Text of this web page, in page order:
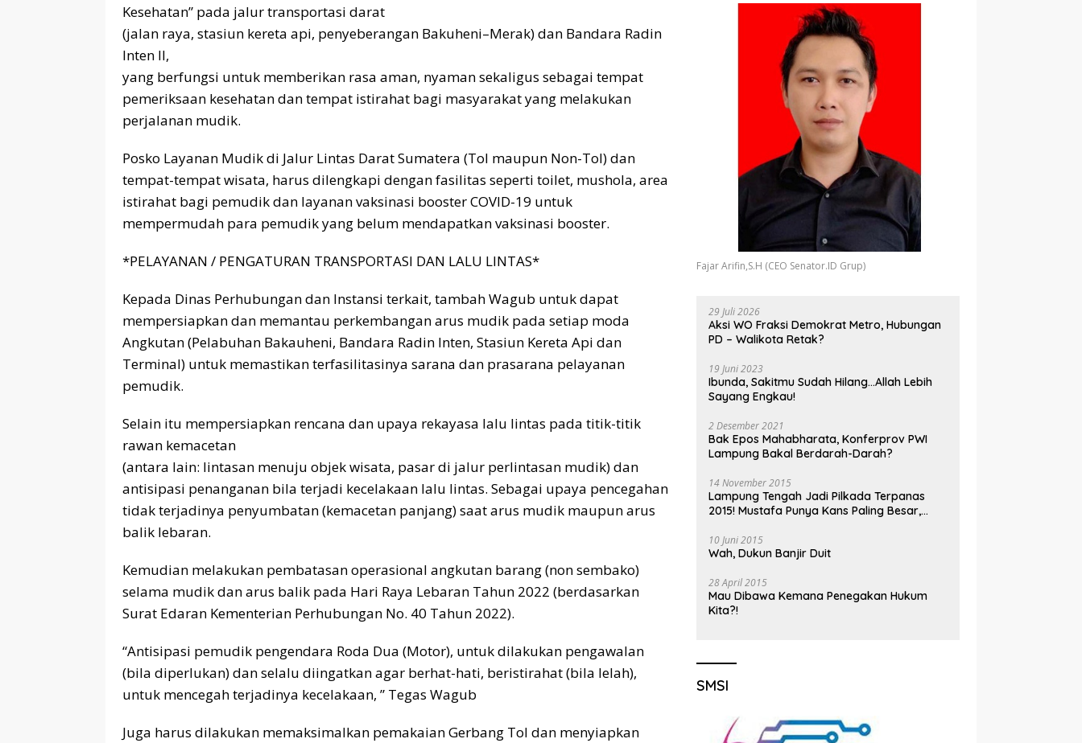
Kesehatan” pada jalur transportasi darat
(jalan raya, stasiun kereta api, penyeberangan Bakuheni–Merak) dan Bandara Radin
Inten II,
yang berfungsi untuk memberikan rasa aman, nyaman sekaligus sebagai tempat
pemeriksaan kesehatan dan tempat istirahat bagi masyarakat yang melakukan
perjalanan mudik.
Posko Layanan Mudik di Jalur Lintas Darat Sumatera (Tol maupun Non-Tol) dan
tempat-tempat wisata, harus dilengkapi dengan fasilitas seperti toilet, mushola, area
istirahat bagi pemudik dan layanan vaksinasi booster COVID-19 untuk
mempermudah para pemudik yang belum mendapatkan vaksinasi booster.
*PELAYANAN / PENGATURAN TRANSPORTASI DAN LALU LINTAS*
Kepada Dinas Perhubungan dan Instansi terkait, tambah Wagub untuk dapat
mempersiapkan dan memantau perkembangan arus mudik pada setiap moda
Angkutan (Pelabuhan Bakauheni, Bandara Radin Inten, Stasiun Kereta Api dan
Terminal) untuk memastikan terfasilitasinya sarana dan prasarana pelayanan
pemudik.
Selain itu mempersiapkan rencana dan upaya rekayasa lalu lintas pada titik-titik
rawan kemacetan
(antara lain: lintasan menuju objek wisata, pasar di jalur perlintasan mudik) dan
antisipasi penanganan bila terjadi kecelakaan lalu lintas. Sebagai upaya pencegahan
tidak terjadinya penyumbatan (kemacetan panjang) saat arus mudik maupun arus
balik lebaran.
Kemudian melakukan pembatasan operasional angkutan barang (non sembako)
selama mudik dan arus balik pada Hari Raya Lebaran Tahun 2022 (berdasarkan
Surat Edaran Kementerian Perhubungan No. 40 Tahun 2022).
“Antisipasi pemudik pengendara Roda Dua (Motor), untuk dilakukan pengawalan
(bila diperlukan) dan selalu diingatkan agar berhat-hati, beristirahat (bila lelah),
untuk mencegah terjadinya kecelakaan, ” Tegas Wagub
Juga harus dilakukan memaksimalkan pemakaian Gerbang Tol dan menyiapkan
Fajar Arifin,S.H (CEO Senator.ID Grup)
29 Juli 2026
Aksi WO Fraksi Demokrat Metro, Hubungan
PD – Walikota Retak?
19 Juni 2023
Ibunda, Sakitmu Sudah Hilang…Allah Lebih
Sayang Engkau!
2 Desember 2021
Bak Epos Mahabharata, Konferprov PWI
Lampung Bakal Berdarah-Darah?
14 November 2015
Lampung Tengah Jadi Pilkada Terpanas
2015! Mustafa Punya Kans Paling Besar,
10 Juni 2015
Wah, Dukun Banjir Duit
28 April 2015
Mau Dibawa Kemana Penegakan Hukum
Kita?!
SMSI